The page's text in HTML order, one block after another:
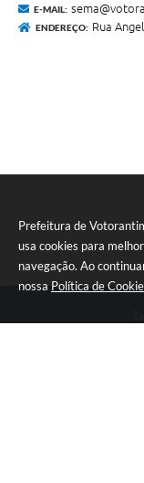
Prefeitura de
usa cookies para
navegação. Ao
nossa Política de
E-MAIL:
ENDEREÇO: Rua